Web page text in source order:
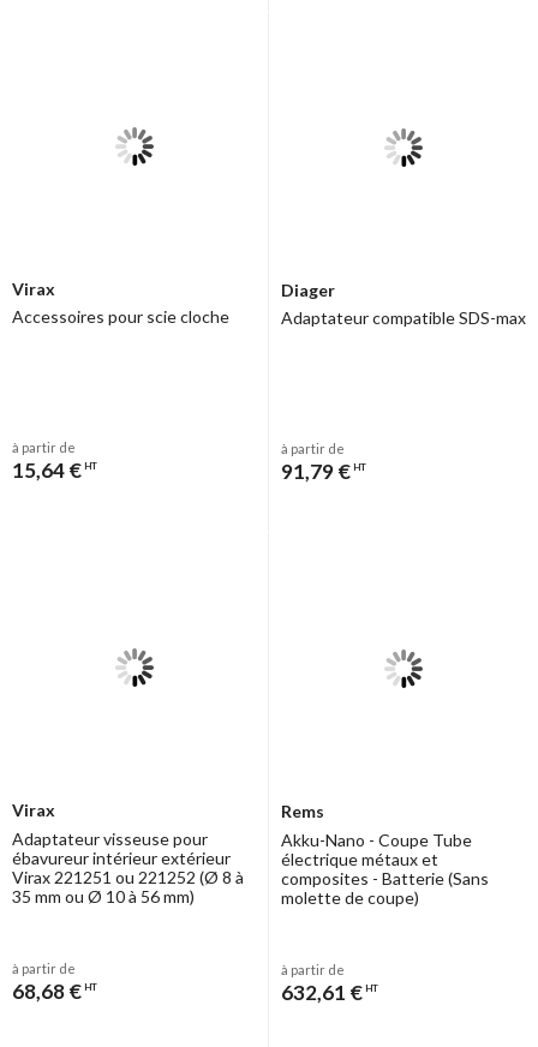
Virax
Accessoires pour scie cloche
à partir de
15,64 € HT
Diager
Adaptateur compatible SDS-max
à partir de
91,79 € HT
Virax
Adaptateur visseuse pour
ébavureur intérieur extérieur
Virax 221251 ou 221252 (Ø 8 à
35 mm ou Ø 10 à 56 mm)
à partir de
68,68 € HT
Rems
Akku-Nano - Coupe Tube
électrique métaux et
composites - Batterie (Sans
molette de coupe)
à partir de
632,61 € HT